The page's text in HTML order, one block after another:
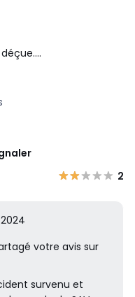
2
votre avis sur
survenu et